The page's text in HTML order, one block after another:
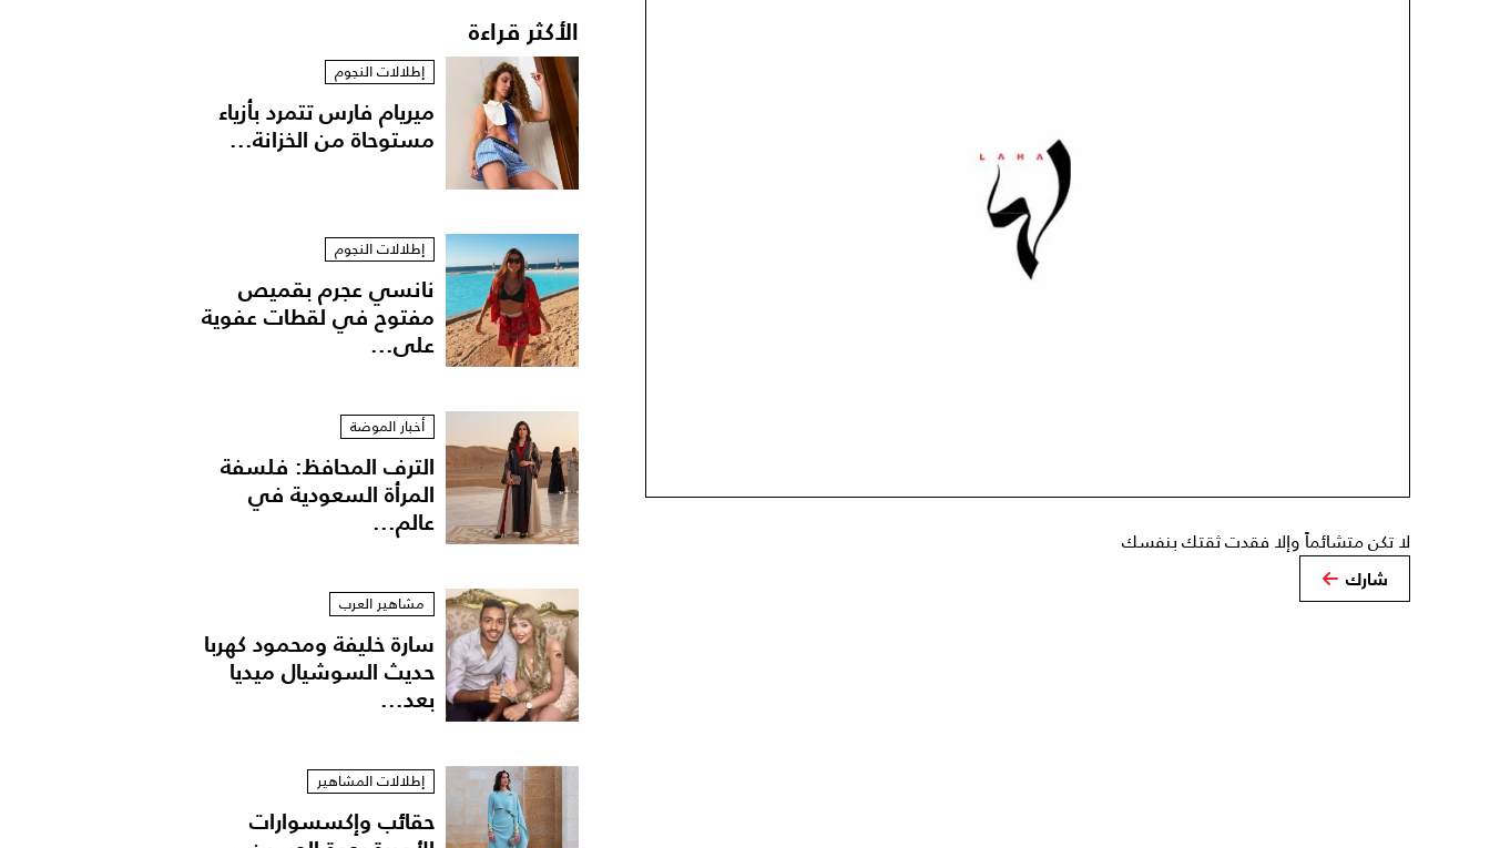
لا تكن متشائماً وإلا فقدت ثقتك بنفسك
شارك
الأكثر قراءة
إطلالات النجوم
ميريام فارس تتمرد بأزياء
مستوحاة من الخزانة...
إطلالات النجوم
نانسي عجرم بقميص
مفتوح في لقطات عفوية
على...
أخبار الموضة
الترف المحافظ: فلسفة
المرأة السعودية في
عالم...
مشاهير العرب
سارة خليفة ومحمود كهربا
حديث السوشيال ميديا
بعد...
إطلالات المشاهير
حقائب وإكسسوارات